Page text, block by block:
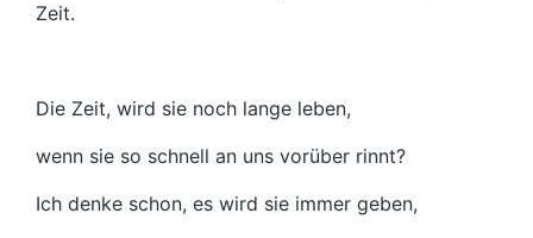
Zeit.
Die Zeit, wird sie noch lange leben,
wenn sie so schnell an uns vorüber rinnt?
Ich denke schon, es wird sie immer geben,